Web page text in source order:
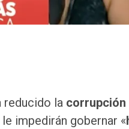
reducido la corrupción
impedirán gobernar «